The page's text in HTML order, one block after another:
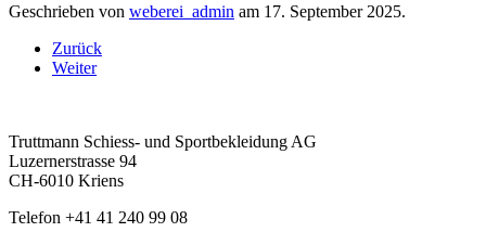
Geschrieben von weberei_admin am 17. September 2025.
Zurück
Weiter
Truttmann Schiess- und Sportbekleidung AG
Luzernerstrasse 94
CH-6010 Kriens
Telefon +41 41 240 99 08